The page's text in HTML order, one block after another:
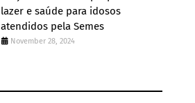
lazer e saúde para idosos
atendidos pela Semes
November 28, 2024